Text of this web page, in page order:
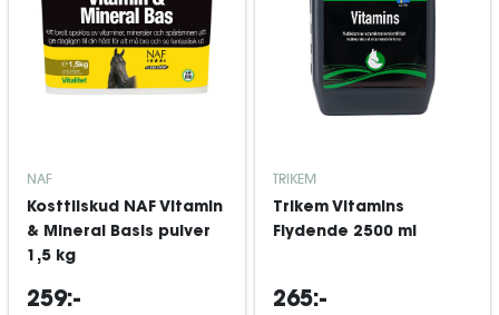
NAF
Kosttilskud NAF Vitamin
& Mineral Basis pulver
1,5 kg
259:-
TRIKEM
Trikem Vitamins
Flydende 2500 ml
265:-